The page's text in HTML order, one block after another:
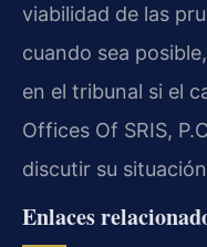
viabilidad de las
cuando sea
en el tribunal si el
Offices Of SRIS,
discutir su
Enlaces